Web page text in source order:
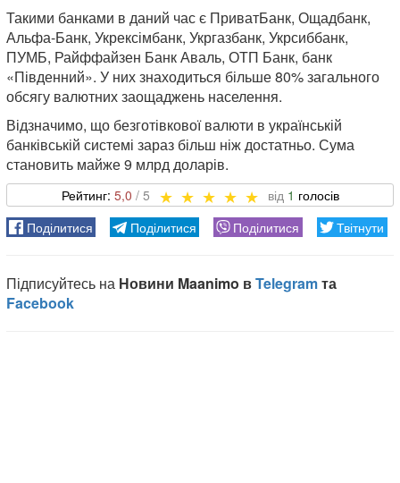
Такими банками в даний час є ПриватБанк, Ощадбанк,
Альфа-Банк, Укрексімбанк, Укргазбанк, Укрсиббанк,
ПУМБ, Райффайзен Банк Аваль, ОТП Банк, банк
«Південний». У них знаходиться більше 80% загального
обсягу валютних заощаджень населення.
Відзначимо, що безготівкової валюти в українській
банківській системі зараз більш ніж достатньо. Сума
становить майже 9 млрд доларів.
5,0 1